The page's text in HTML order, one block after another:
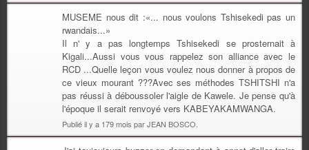
MUSEME nous dit :«... nous voulons Tshisekedi pas un
rwandais...»
Il n' y a pas longtemps Tshisekedi se prosternait à
Kigali...Aussi vous vous rappelez son alliance avec le
RCD ...Quelle leçon vous voulez nous donner à propos de
ce vieux mourant ???Avec ses méthodes TSHITSHI n'a
pas réussi à déboussoler l'aigle de Kawele. Je pense qu'à
l'époque il serait renvoyé vers KABEYAKAMWANGA.
Publié il y a 179 mois par JEAN BOSCO.